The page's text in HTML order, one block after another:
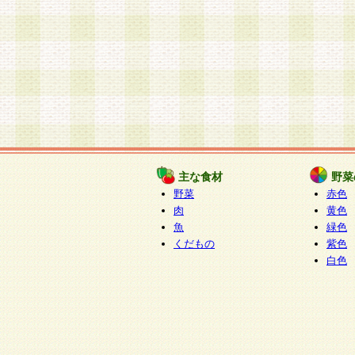
主な食材
野菜
肉
魚
くだもの
野
赤色
黄色
緑色
紫色
白色